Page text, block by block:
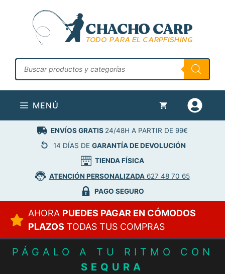
contenido
Búsqueda
de
productos
MENÚ
ENVÍOS GRATIS 24/48H A PARTIR DE 99€
14 DÍAS DE GARANTÍA DE DEVOLUCIÓN
TIENDA FÍSICA
ATENCIÓN PERSONALIZADA627 48 70 65
PAGO SEGURO
AHORA PUEDES PAGAR EN CÓMODOS
PLAZOS TODAS TUS COMPRAS
PÁGALO A TU RITMO CON
SEQURA